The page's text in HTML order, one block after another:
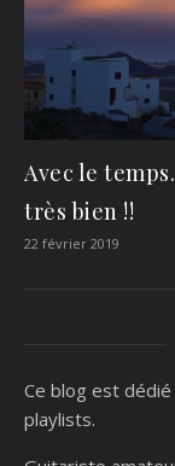
Avec le
très bien !!
22 février 2019
Ce blog est
playlists.